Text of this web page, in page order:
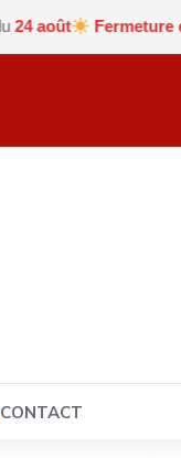
Fermeture estivale:
CONTACT